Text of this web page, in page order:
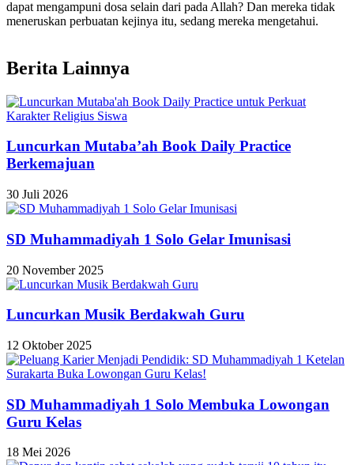
dapat mengampuni dosa selain dari pada Allah? Dan mereka tidak
meneruskan perbuatan kejinya itu, sedang mereka mengetahui.
Berita Lainnya
Luncurkan Mutaba’ah Book Daily Practice
Berkemajuan
30 Juli 2026
SD Muhammadiyah 1 Solo Gelar Imunisasi
20 November 2025
Luncurkan Musik Berdakwah Guru
12 Oktober 2025
SD Muhammadiyah 1 Solo Membuka Lowongan
Guru Kelas
18 Mei 2026